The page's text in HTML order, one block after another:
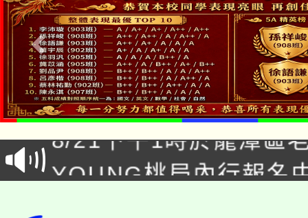
「本色祭」8/29、30在
8/21下午1時於龍潭區
徵才活動。
YOUNG桃局內行報名